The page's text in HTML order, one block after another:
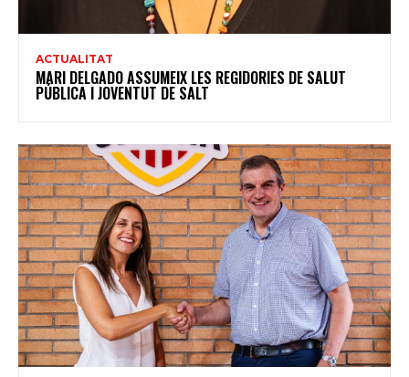
ACTUALITAT
MARI DELGADO ASSUMEIX LES REGIDORIES DE SALUT
PÚBLICA I JOVENTUT DE SALT